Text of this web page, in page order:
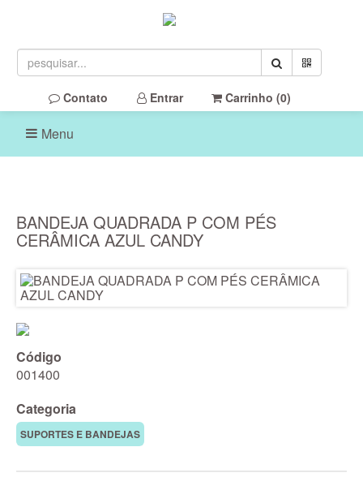
Contato Entrar Carrinho (0)
Menu
BANDEJA QUADRADA P COM PÉS
CERÂMICA AZUL CANDY
Código
001400
Categoria
SUPORTES E BANDEJAS